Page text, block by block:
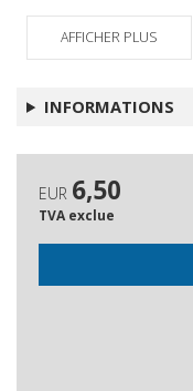
AFFICHER PLUS
INFORMATIONS
EUR 6,50
TVA exclue